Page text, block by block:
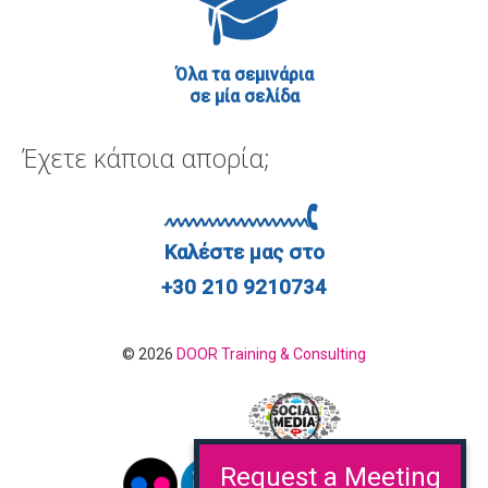
Όλα τα σεμινάρια
σε μία σελίδα
Έχετε κάποια απορία;
Καλέστε μας στο
+30 210 9210734
© 2026 DOOR Training & Consulting
Request a Meeting